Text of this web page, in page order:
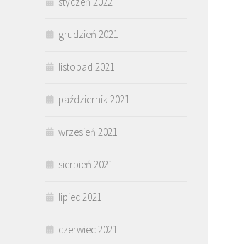
grudzień 2021
listopad 2021
październik 2021
wrzesień 2021
sierpień 2021
lipiec 2021
czerwiec 2021